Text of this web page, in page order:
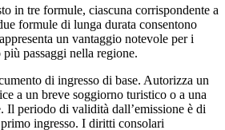
in tre formule, ciascuna corrispondente a
formule di lunga durata consentono
un vantaggio notevole per i
passaggi nella regione.
di ingresso di base. Autorizza un
a un breve soggiorno turistico o a una
Il periodo di validità dall’emissione è di
ingresso. I diritti consolari